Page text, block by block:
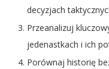
decyzjach
Przeanalizuj
jedenastkach i ich
Porównaj historię